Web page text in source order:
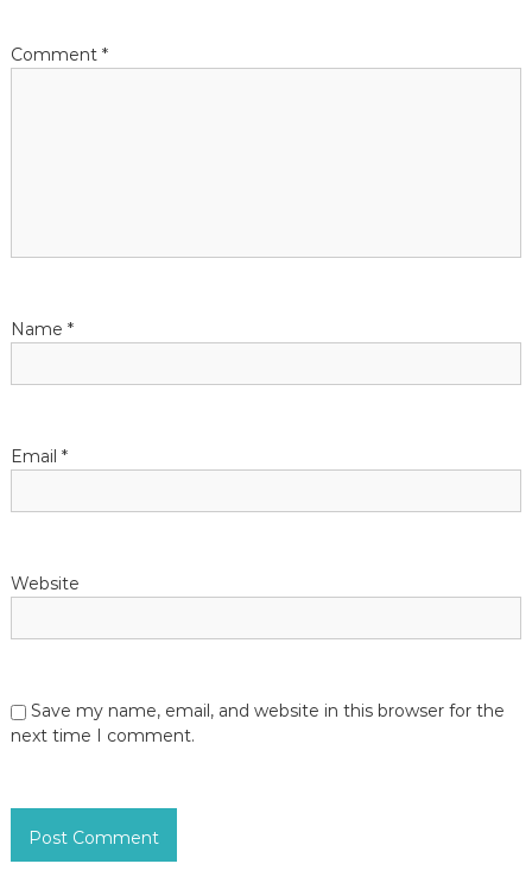
i
o
Comment *
Name *
Email *
Website
Save my name, email, and website in this browser for the
next time I comment.